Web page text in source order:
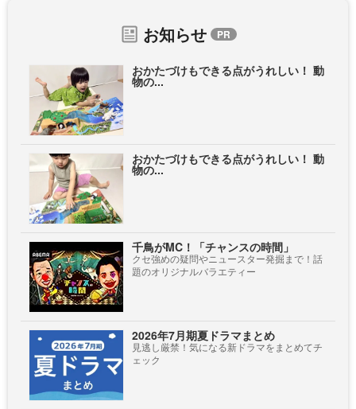
お知らせ
おかたづけもできる点がうれしい！ 動
物の...
おかたづけもできる点がうれしい！ 動
物の...
千鳥がMC！「チャンスの時間」
クセ強めの疑問やニュースター発掘まで！話
題のオリジナルバラエティー
2026年7月期夏ドラマまとめ
見逃し厳禁！気になる新ドラマをまとめてチ
ェック